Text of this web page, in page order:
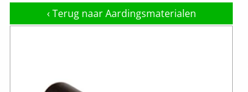
‹ Terug naar Aardingsmaterialen